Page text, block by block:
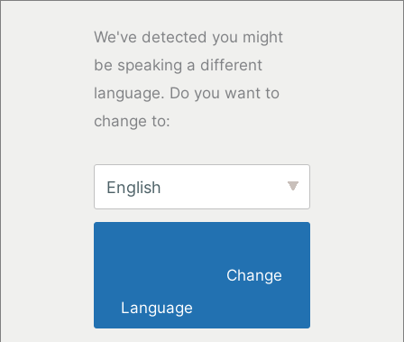
We've detected you might
be speaking a different
language. Do you want to
change to:
English
Language